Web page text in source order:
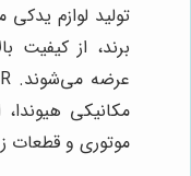
تولید لوازم
برند، از کیفیت
مکانیکی
موتوری و قطعات